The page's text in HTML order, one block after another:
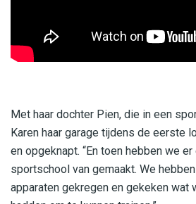
Met haar dochter Pien, die in een
Karen haar garage tijdens de eerste
en opgeknapt. “En toen hebben we
sportschool van gemaakt. We
apparaten gekregen en gekeken wat